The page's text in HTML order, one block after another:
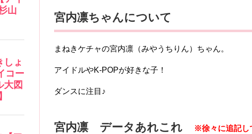
宮内凛ちゃんについて
まねきケチャの宮内凛（みやうちりん）ちゃん。
アイドルやK-POPが好きな子！
ダンスに注目♪
宮内凛 データあれこれ ※徐々に追記し